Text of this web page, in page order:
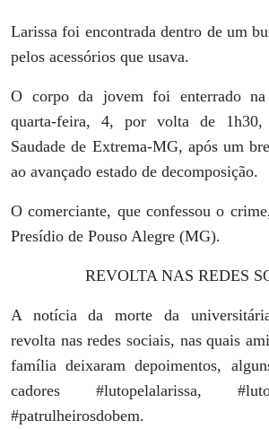
Larissa foi encontrada dentro de um
pelos acessórios que usava.
O corpo da jovem foi enterrado na
quarta-feira, 4, por volta de
Saudade de Extrema-MG, após um
ao avançado estado de decomposição.
O comerciante, que confessou o
Presídio de Pouso Alegre (MG).
REVOLTA NAS REDES
A notícia da morte da
revolta nas redes sociais, nas quais
família deixaram depoimentos,
cadores #lutopelalarissa,
#patrulheirosdobem.